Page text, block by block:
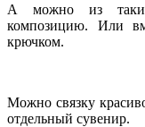
А можно из
композицию. Или
крючком.
Можно связку
отдельный сувенир.